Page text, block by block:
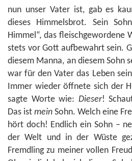
nun unser Vater ist, gab es
dieses Himmelsbrot. Sein
Himmel“, das fleischgewordene
stets vor Gott aufbewahrt sein.
diesem Manna, an diesem Sohn
war für den Vater das Leben
Immer wieder öffnete sich der
sagte Worte wie: Dieser!
Das ist mein Sohn. Welch eine
hört doch! Endlich ein Sohn –
der Welt und in der Wüste
Fremdling zu meiner vollen